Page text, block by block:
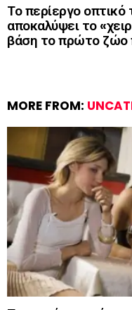
Το περίεργο
αποκαλύψει το
βάση το πρώτο ζώο
MORE FROM: